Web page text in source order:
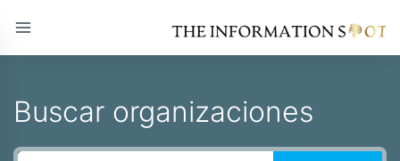
Buscar organizaciones